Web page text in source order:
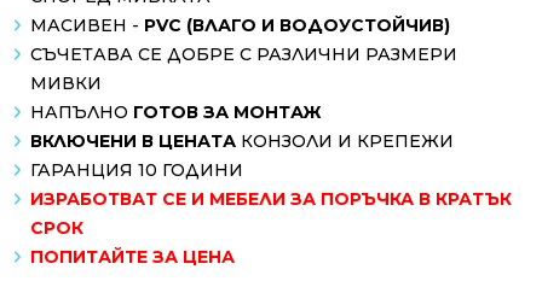
МАСИВЕН - PVC (ВЛАГО И ВОДОУСТОЙЧИВ)
СЪЧЕТАВА СЕ ДОБРЕ С РАЗЛИЧНИ РАЗМЕРИ
МИВКИ
НАПЪЛНО ГОТОВ ЗА МОНТАЖ
ВКЛЮЧЕНИ В ЦЕНАТА КОНЗОЛИ И КРЕПЕЖИ
ГАРАНЦИЯ 10 ГОДИНИ
ИЗРАБОТВАТ СЕ И МЕБЕЛИ ЗА ПОРЪЧКА В КРАТЪК
СРОК
ПОПИТАЙТЕ ЗА ЦЕНА